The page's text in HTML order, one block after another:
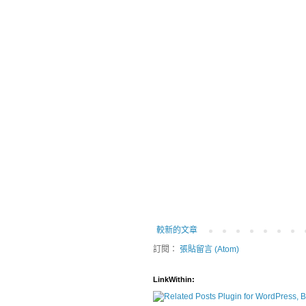
較新的文章
訂閱： 張貼留言 (Atom)
LinkWithin: